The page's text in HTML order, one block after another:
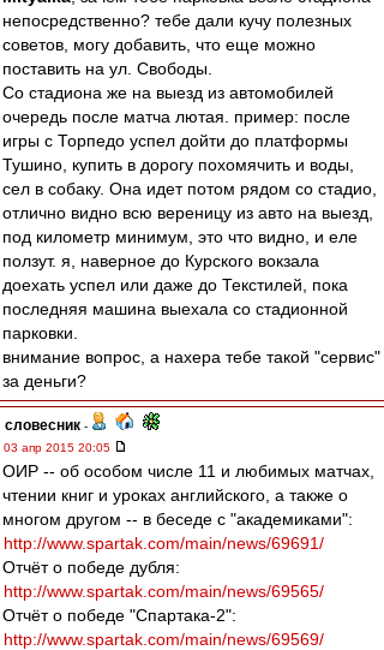
непосредственно? тебе дали кучу полезных
советов, могу добавить, что еще можно
поставить на ул. Свободы.
Со стадиона же на выезд из автомобилей
очередь после матча лютая. пример: после
игры с Торпедо успел дойти до платформы
Тушино, купить в дорогу похомячить и воды,
сел в собаку. Она идет потом рядом со стадио,
отлично видно всю вереницу из авто на выезд,
под километр минимум, это что видно, и еле
ползут. я, наверное до Курского вокзала
доехать успел или даже до Текстилей, пока
последняя машина выехала со стадионной
парковки.
внимание вопрос, а нахера тебе такой "сервис"
за деньги?
словесник -
03 апр 2015 20:05
ОИР -- об особом числе 11 и любимых матчах,
чтении книг и уроках английского, а также о
многом другом -- в беседе с "академиками":
http://www.spartak.com/main/news/69691/
Отчёт о победе дубля:
http://www.spartak.com/main/news/69565/
Отчёт о победе "Спартака-2":
http://www.spartak.com/main/news/69569/